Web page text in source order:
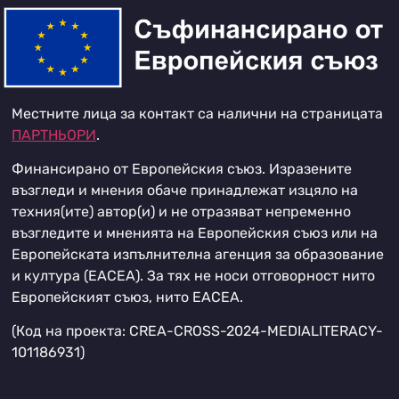
Местните лица за контакт са налични на страницата
ПАРТНЬОРИ.
Финансирано от Европейския съюз. Изразените
възгледи и мнения обаче принадлежат изцяло на
техния(ите) автор(и) и не отразяват непременно
възгледите и мненията на Европейския съюз или на
Европейската изпълнителна агенция за образование
и култура (EACEA). За тях не носи отговорност нито
Европейският съюз, нито EACEA.
(Код на проекта: CREA-CROSS-2024-MEDIALITERACY-
101186931)